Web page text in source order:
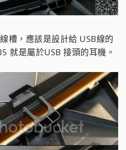
槽，應該是設計給 USB線的
就是屬於USB 接頭的耳機。